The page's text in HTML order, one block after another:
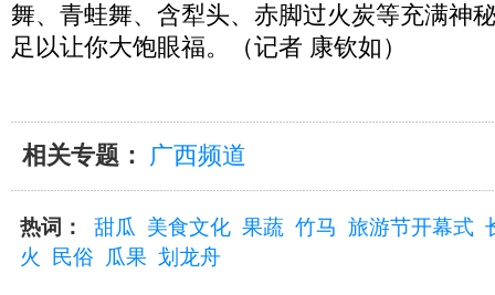
舞、青蛙舞、含犁头、赤脚过火炭等充满神
足以让你大饱眼福。（记者 康钦如）
相关专题： 广西频道
热词： 甜瓜 美食文化 果蔬 竹马 旅游节开幕式
火
民俗 瓜果 划龙舟